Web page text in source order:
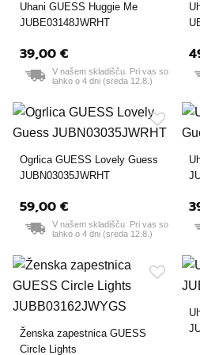
Uhani GUESS Huggie Me
JUBE03148JWRHT
39,00 €
V našem skladišču. Pri vas so
lahko o 4 dni (sreda 12.8.)
Ogrlica GUESS Lovely Guess
JUBN03035JWRHT
59,00 €
V našem skladišču. Pri vas so
lahko o 4 dni (sreda 12.8.)
Ženska zapestnica GUESS
Circle Lights